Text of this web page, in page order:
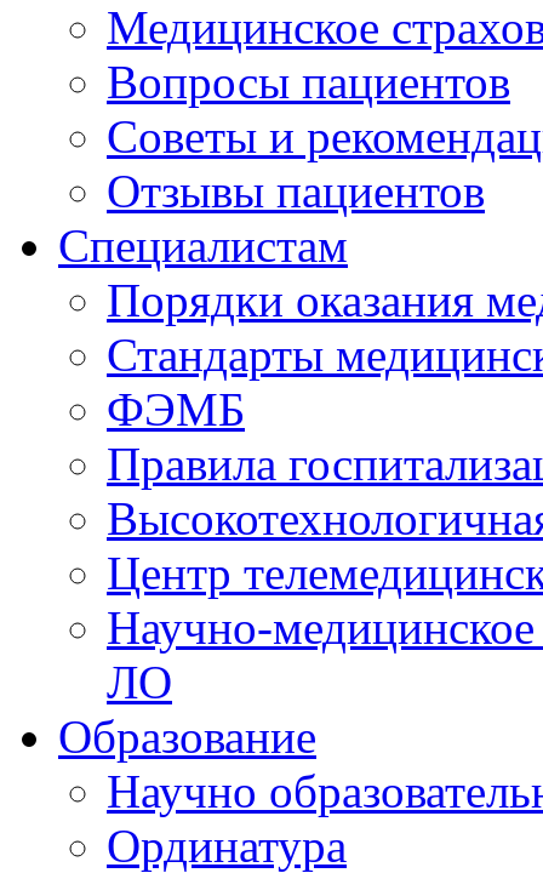
Медицинское
Вопросы пациентов
Советы и
Отзывы пациентов
Специалистам
Порядки оказания
Стандарты
ФЭМБ
Правила
Центр
Научно-
ЛО
Образование
Научно
Ординатура